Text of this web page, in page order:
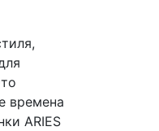
времена
ARIES